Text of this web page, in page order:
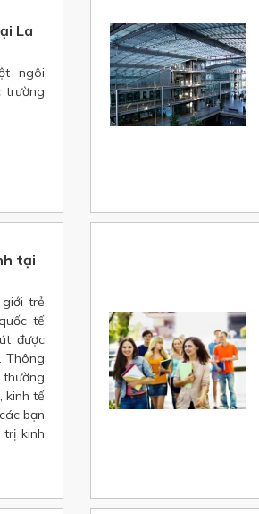
La
ngôi
trường
tại
trẻ
tế
được
Thông
kinh tế
bạn
kinh